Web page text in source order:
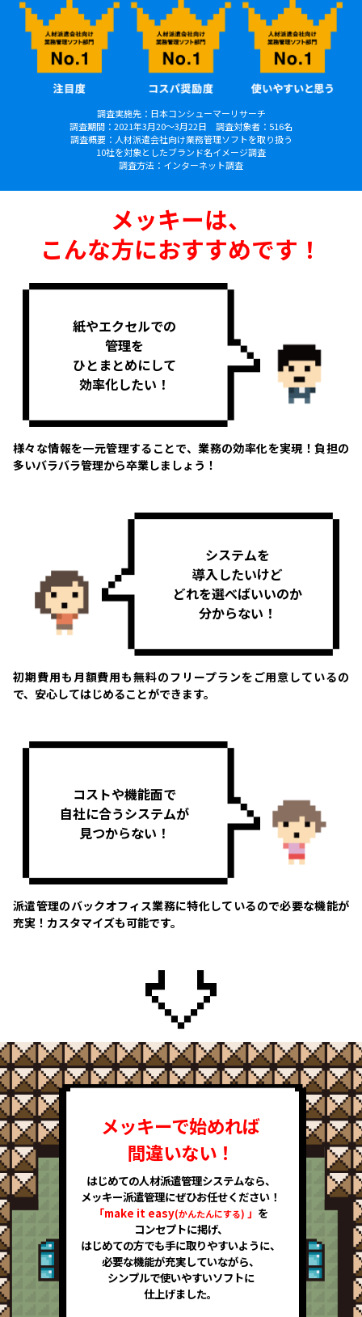
調査実施先：日本コンシューマーリサーチ
調査期間：2021年3月20〜3月22日 調査対象者：516名
調査概要：人材派遣会社向け業務管理ソフトを取り扱う
10社を対象としたブランド名イメージ調査
調査方法：インターネット調査
メッキーは、
こんな方におすすめです！
紙やエクセルでの
管理を
ひとまとめにして
効率化したい！
様々な情報を一元管理することで、業務の効率化を実現！負担の
多いバラバラ管理から卒業しましょう！
システムを
導入したいけど
どれを選べばいいのか
分からない！
初期費用も月額費用も無料のフリープランをご用意しているの
で、安心してはじめることができます。
コストや機能面で
自社に合うシステムが
見つからない！
派遣管理のバックオフィス業務に特化しているので必要な機能が
充実！カスタマイズも可能です。
メッキーで始めれば
間違いない！
はじめての人材派遣管理システムなら、
メッキー派遣管理にぜひお任せください！
「make it easy(かんたんにする) 」 を
コンセプトに掲げ、
はじめての方でも手に取りやすいように、
必要な機能が充実していながら、
シンプルで使いやすいソフトに
仕上げました。